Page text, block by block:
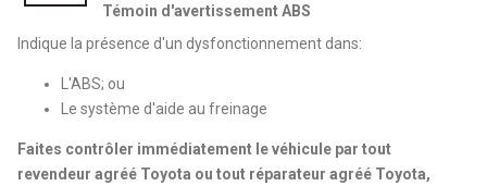
Témoin d'avertissement ABS
Indique la présence d'un dysfonctionnement dans:
L'ABS; ou
Le système d'aide au freinage
Faites contrôler immédiatement le véhicule par tout
revendeur agréé Toyota ou tout réparateur agréé Toyota,